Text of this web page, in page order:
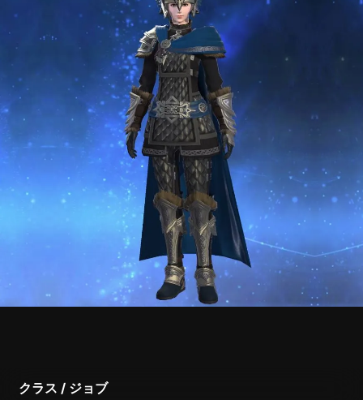
クラス / ジョブ